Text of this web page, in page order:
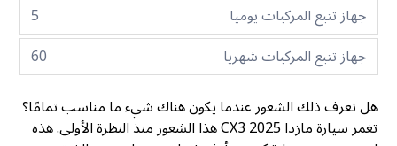
جهاز تتبع المركبات يوميا
5
جهاز تتبع المركبات شهريا
60
هل تعرف ذلك الشعور عندما يكون هناك شيء ما مناسب تمامًا؟
تغمر سيارة مازدا CX3 2025 هذا الشعور منذ النظرة الأولى. هذه